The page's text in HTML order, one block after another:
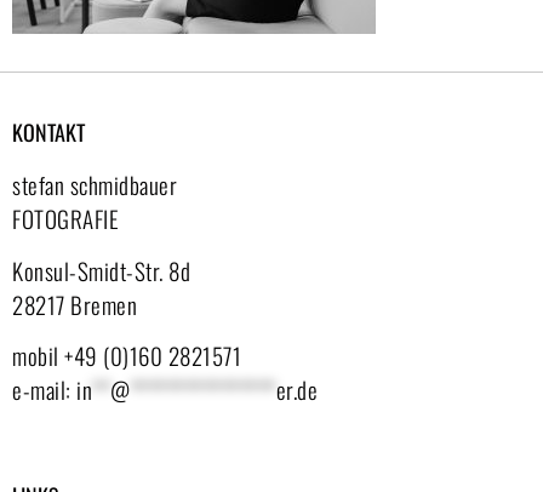
KONTAKT
stefan schmidbauer
FOTOGRAFIE
Konsul-Smidt-Str. 8d
28217 Bremen
mobil +49 (0)160 2821571
e-mail: in**@****************er.de